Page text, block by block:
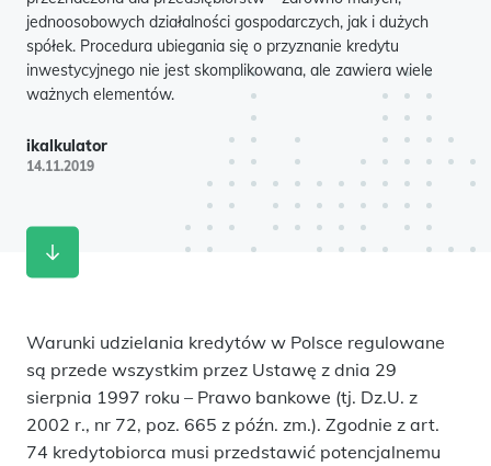
jednoosobowych działalności gospodarczych, jak i dużych
spółek. Procedura ubiegania się o przyznanie kredytu
inwestycyjnego nie jest skomplikowana, ale zawiera wiele
ważnych elementów.
ikalkulator
14.11.2019
Warunki udzielania kredytów w Polsce regulowane
są przede wszystkim przez Ustawę z dnia 29
sierpnia 1997 roku – Prawo bankowe (tj. Dz.U. z
2002 r., nr 72, poz. 665 z późn. zm.). Zgodnie z art.
74 kredytobiorca musi przedstawić potencjalnemu